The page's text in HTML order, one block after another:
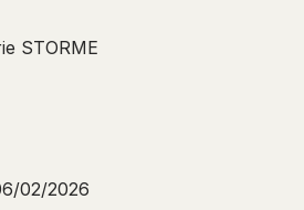
STORME
02/2026